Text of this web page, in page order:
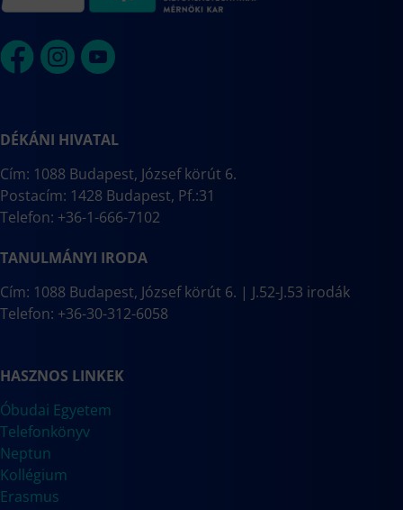
DÉKÁNI HIVATAL
Cím: 1088 Budapest, József körút 6.
Postacím: 1428 Budapest, Pf.:31
Telefon: +36-1-666-7102
TANULMÁNYI IRODA
Cím: 1088 Budapest, József körút 6. | J.52-J.53 irodák
Telefon: +36-30-312-6058
HASZNOS LINKEK
Óbudai Egyetem
Telefonkönyv
Neptun
Kollégium
Erasmus